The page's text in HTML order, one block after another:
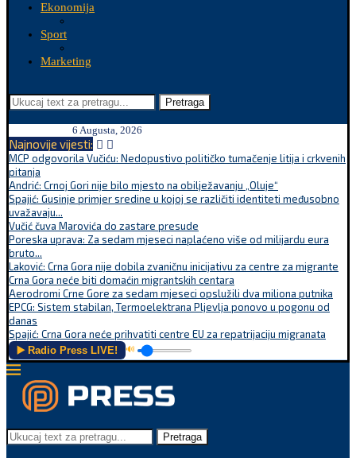
Ekonomija
Sport
Marketing
Pretraga
6 Augusta, 2026
Najnovije vijesti:
MCP odgovorila Vučiću: Nedopustivo političko tumačenje litija i crkvenih
pitanja
Andrić: Crnoj Gori nije bilo mjesto na obilježavanju „Oluje“
Spajić: Gusinje primjer sredine u kojoj se različiti identiteti međusobno
uvažavaju...
Vučić čuva Marovića do zastare presude
Poreska uprava: Za sedam mjeseci naplaćeno više od milijardu eura
bruto...
Laković: Crna Gora nije dobila zvaničnu inicijativu za centre za migrante
Crna Gora neće biti domaćin migrantskih centara
Aerodromi Crne Gore za sedam mjeseci opslužili dva miliona putnika
EPCG: Sistem stabilan, Termoelektrana Pljevlja ponovo u pogonu od
danas
Spajić: Crna Gora neće prihvatiti centre EU za repatrijaciju migranata
▶️ Radio Press LIVE! 🔊
Pretraga